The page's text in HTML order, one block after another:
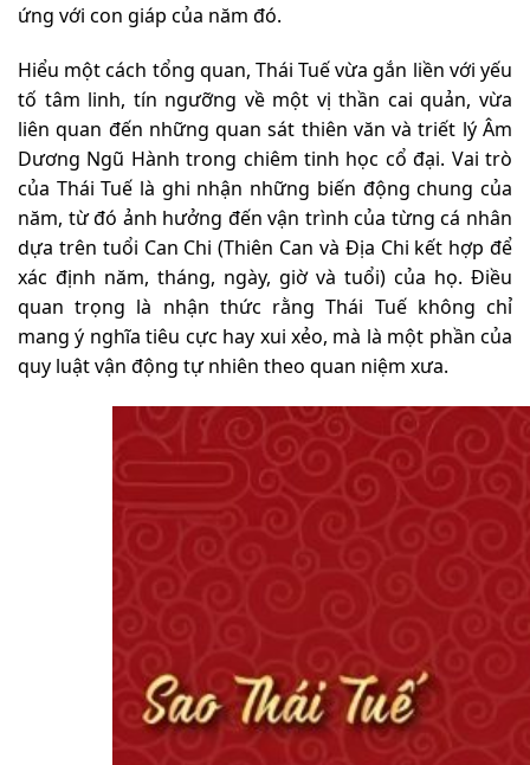
ứng với con giáp của năm đó.
Hiểu một cách tổng quan, Thái Tuế vừa gắn liền với yếu
tố tâm linh, tín ngưỡng về một vị thần cai quản, vừa
liên quan đến những quan sát thiên văn và triết lý Âm
Dương Ngũ Hành trong chiêm tinh học cổ đại. Vai trò
của Thái Tuế là ghi nhận những biến động chung của
năm, từ đó ảnh hưởng đến vận trình của từng cá nhân
dựa trên tuổi Can Chi (Thiên Can và Địa Chi kết hợp để
xác định năm, tháng, ngày, giờ và tuổi) của họ. Điều
quan trọng là nhận thức rằng Thái Tuế không chỉ
mang ý nghĩa tiêu cực hay xui xẻo, mà là một phần của
quy luật vận động tự nhiên theo quan niệm xưa.